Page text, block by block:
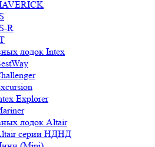
R
лодок Intex
Explorer
лодок Altair
серии НДНД